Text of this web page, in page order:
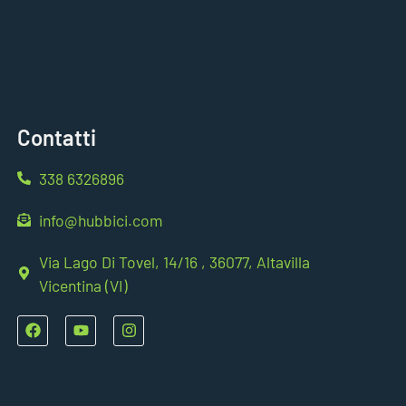
Contatti
338 6326896
info@hubbici.com
Via Lago Di Tovel, 14/16 , 36077, Altavilla
Vicentina (VI)